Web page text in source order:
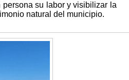
su labor y visibilizar la
natural del municipio.